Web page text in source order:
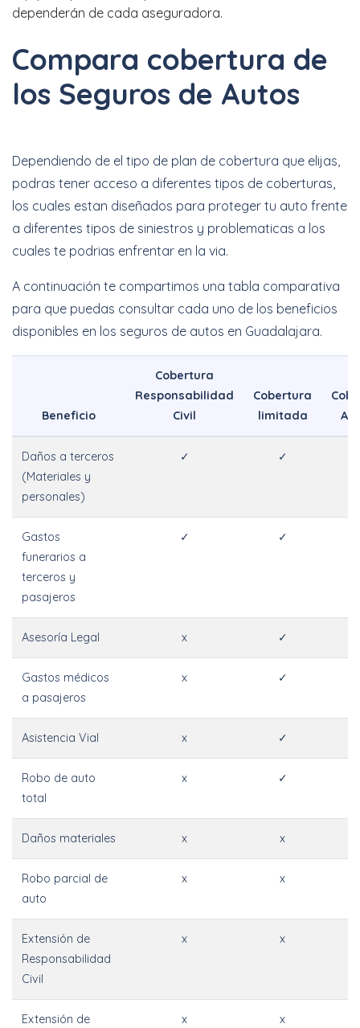
dependerán de cada aseguradora.
Compara cobertura de
los Seguros de Autos
Dependiendo de el tipo de plan de cobertura que elijas,
podras tener acceso a diferentes tipos de coberturas,
los cuales estan diseñados para proteger tu auto frente
a diferentes tipos de siniestros y problematicas a los
cuales te podrias enfrentar en la via.
A continuación te compartimos una tabla comparativa
para que puedas consultar cada uno de los beneficios
disponibles en los seguros de autos en Guadalajara.
Beneficio
Cobertura
Responsabilidad
Civil
Cobertura
limitada
Daños a terceros
(Materiales y
personales)
✓ ✓
Gastos
funerarios a
terceros y
pasajeros
✓ ✓
Asesoría Legal x ✓
Gastos médicos
a pasajeros
x ✓
Asistencia Vial x ✓
Robo de auto
total
x ✓
Daños materiales x x
Robo parcial de
auto
x x
Extensión de
Responsabilidad
Civil
x x
Extensión de
x x